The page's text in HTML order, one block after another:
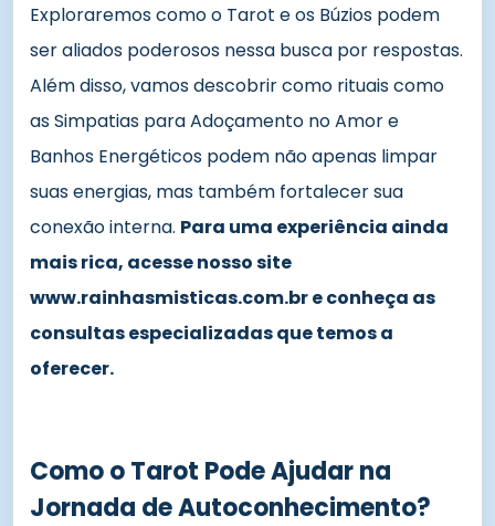
Exploraremos como o Tarot e os Búzios podem
ser aliados poderosos nessa busca por respostas.
Além disso, vamos descobrir como rituais como
as Simpatias para Adoçamento no Amor e
Banhos Energéticos podem não apenas limpar
suas energias, mas também fortalecer sua
conexão interna. Para uma experiência ainda
mais rica, acesse nosso site
www.rainhasmisticas.com.br e conheça as
consultas especializadas que temos a
oferecer.
Como o Tarot Pode Ajudar na
Jornada de Autoconhecimento?